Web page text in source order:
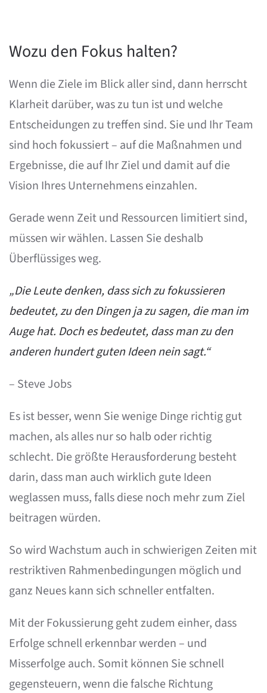
Wozu den Fokus halten?
Wenn die Ziele im Blick aller sind, dann herrscht
Klarheit darüber, was zu tun ist und welche
Entscheidungen zu treffen sind. Sie und Ihr Team
sind hoch fokussiert – auf die Maßnahmen und
Ergebnisse, die auf Ihr Ziel und damit auf die
Vision Ihres Unternehmens einzahlen.
Gerade wenn Zeit und Ressourcen limitiert sind,
müssen wir wählen. Lassen Sie deshalb
Überflüssiges weg.
„Die Leute denken, dass sich zu fokussieren
bedeutet, zu den Dingen ja zu sagen, die man im
Auge hat. Doch es bedeutet, dass man zu den
anderen hundert guten Ideen nein sagt.“
– Steve Jobs
Es ist besser, wenn Sie wenige Dinge richtig gut
machen, als alles nur so halb oder richtig
schlecht. Die größte Herausforderung besteht
darin, dass man auch wirklich gute Ideen
weglassen muss, falls diese noch mehr zum Ziel
beitragen würden.
So wird Wachstum auch in schwierigen Zeiten mit
restriktiven Rahmenbedingungen möglich und
ganz Neues kann sich schneller entfalten.
Mit der Fokussierung geht zudem einher, dass
Erfolge schnell erkennbar werden – und
Misserfolge auch. Somit können Sie schnell
gegensteuern, wenn die falsche Richtung